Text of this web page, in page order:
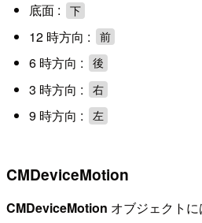
底面 : 下
12 時方向 : 前
6 時方向 : 後
3 時方向 : 右
9 時方向 : 左
CMDeviceMotion
CMDeviceMotion オブジェクト